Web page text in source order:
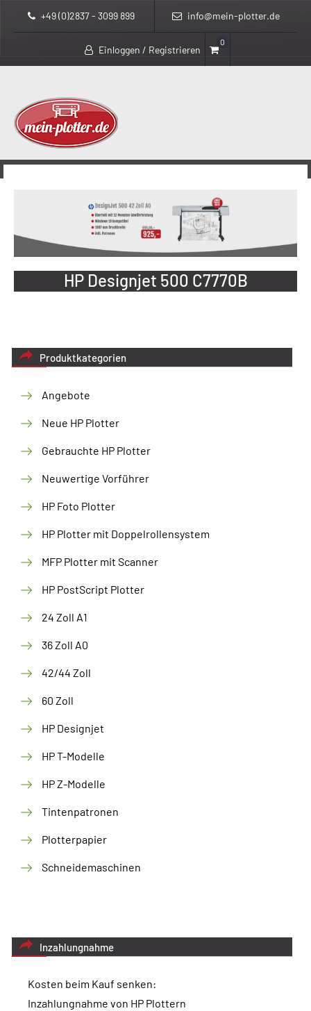
+49 (0)2837 - 3099 899 info@mein-plotter.de
Einloggen / Registrieren
0
>
HP Designjet 500 C7770B
Produktkategorien
Angebote
Neue HP Plotter
Gebrauchte HP Plotter
Neuwertige Vorführer
HP Foto Plotter
HP Plotter mit Doppelrollensystem
MFP Plotter mit Scanner
HP PostScript Plotter
24 Zoll A1
36 Zoll A0
42/44 Zoll
60 Zoll
HP Designjet
HP T-Modelle
HP Z-Modelle
Tintenpatronen
Plotterpapier
Schneidemaschinen
Inzahlungnahme
Kosten beim Kauf senken:
Inzahlungnahme von HP Plottern